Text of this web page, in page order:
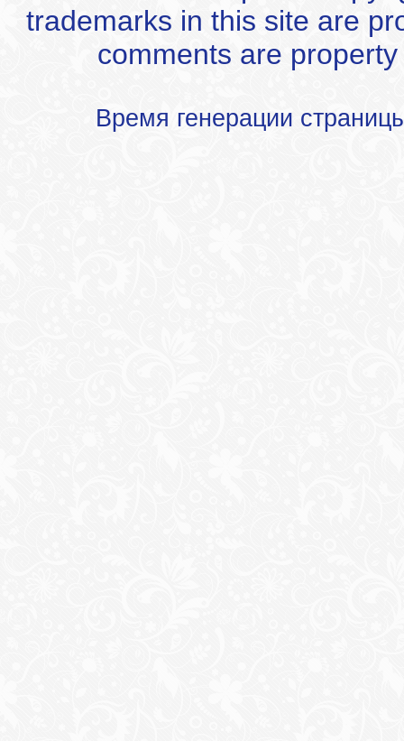
trademarks in this site are
comments are
Время генерации